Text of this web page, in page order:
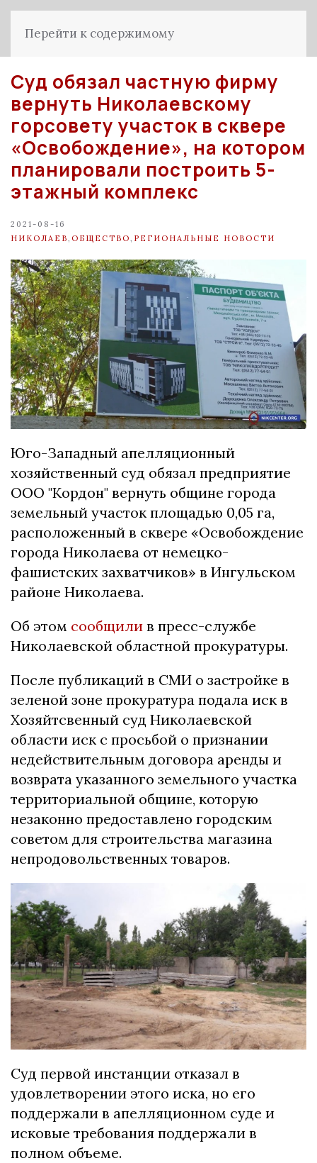
Перейти к содержимому
Суд обязал частную фирму
вернуть Николаевскому
горсовету участок в сквере
«Освобождение», на котором
планировали построить 5-
этажный комплекс
2021-08-16
НИКОЛАЕВ ОБЩЕСТВО РЕГИОНАЛЬНЫЕ НОВОСТИ
Юго-Западный апелляционный
хозяйственный суд обязал предприятие
ООО "Кордон" вернуть общине города
земельный участок площадью 0,05 га,
расположенный в сквере «Освобождение
города Николаева от немецко-
фашистских захватчиков» в Ингульском
районе Николаева.
Об этом сообщили в пресс-службе
Николаевской областной прокуратуры.
После публикаций в СМИ о застройке в
зеленой зоне прокуратура подала иск в
Хозяйтсвенный суд Николаевской
области иск с просьбой о признании
недействительным договора аренды и
возврата указанного земельного участка
территориальной общине, которую
незаконно предоставлено городским
советом для строительства магазина
непродовольственных товаров.
Суд первой инстанции отказал в
удовлетворении этого иска, но его
поддержали в апелляционном суде и
исковые требования поддержали в
полном объеме.